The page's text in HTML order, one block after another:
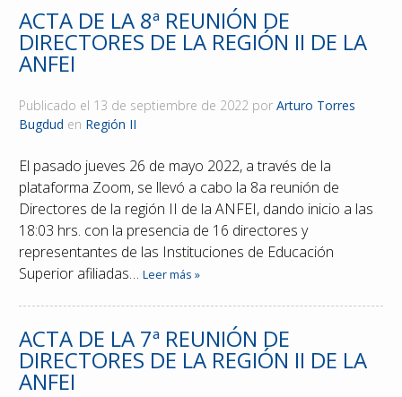
ACTA DE LA 8ª REUNIÓN DE
DIRECTORES DE LA REGIÓN II DE LA
ANFEI
Publicado el 13 de septiembre de 2022 porArturo Torres
Bugdud en Región II
El pasado jueves 26 de mayo 2022, a través de la
plataforma Zoom, se llevó a cabo la 8a reunión de
Directores de la región II de la ANFEI, dando inicio a las
18:03 hrs. con la presencia de 16 directores y
representantes de las Instituciones de Educación
Superior afiliadas…Leer más »
ACTA DE LA 7ª REUNIÓN DE
DIRECTORES DE LA REGIÓN II DE LA
ANFEI